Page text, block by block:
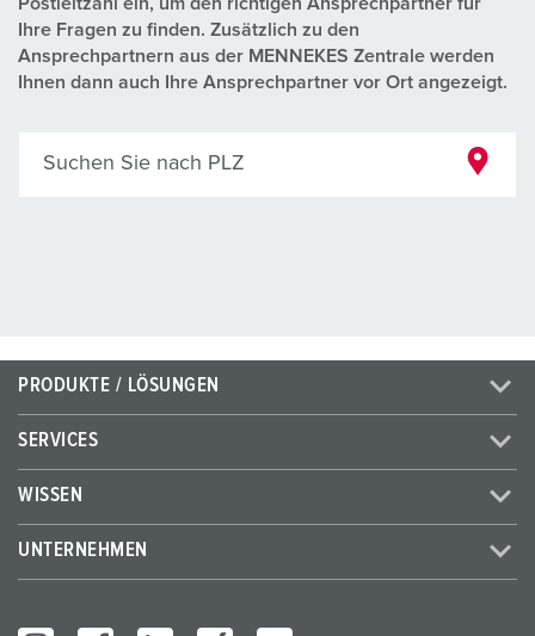
Postleitzahl ein, um den richtigen Ansprechpartner für
Ihre Fragen zu finden. Zusätzlich zu den
Ansprechpartnern aus der MENNEKES Zentrale werden
Ihnen dann auch Ihre Ansprechpartner vor Ort angezeigt.
Suchen Sie nach PLZ
PRODUKTE / LÖSUNGEN
SERVICES
WISSEN
UNTERNEHMEN